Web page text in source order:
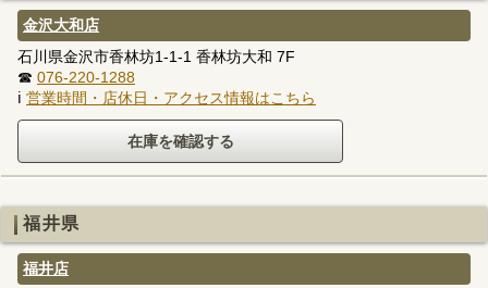
金沢大和店
石川県金沢市香林坊1-1-1 香林坊大和 7F
☎ 076-220-1288
ℹ 営業時間・店休日・アクセス情報はこちら
福井県
福井店